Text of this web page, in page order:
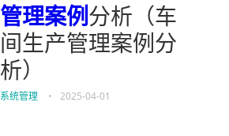
管理案例分析（车
间生产管理案例分
析）
系统管理 • 2025-04-01